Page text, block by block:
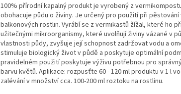
100% přírodní kapalný produkt je vyrobený z
obohacuje půdu o živiny. Je určený pro použití při pěstování
balkonových rostlin. Vyrábí se z vermikastů žížal, které ho
užitečnými mikroorganismy, které uvolňují živiny vázané v
vlastnosti půdy, zvyšuje její schopnost zadržovat vodu a
stimuluje biologický život v půdě a poskytuje optimální
pravidelném použití poskytuje výživu potřebnou pro
barvu květů. Aplikace: rozpusťte 60 - 120 ml produktu v 1 l
zalévání v množství cca. 100-200 ml roztoku na rostlinu.